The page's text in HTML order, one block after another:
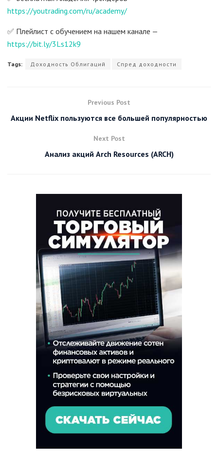
https://youtrading.com/ru/academy/
✅ Плейлист с обучением на нашем канале —
https://bit.ly/3Ls12k9
Tags: Доходность Облигаций Спред доходности
Previous Post
Акции Netflix пользуются все большей популярностью
Next Post
Анализ акций Arch Resources (ARCH)